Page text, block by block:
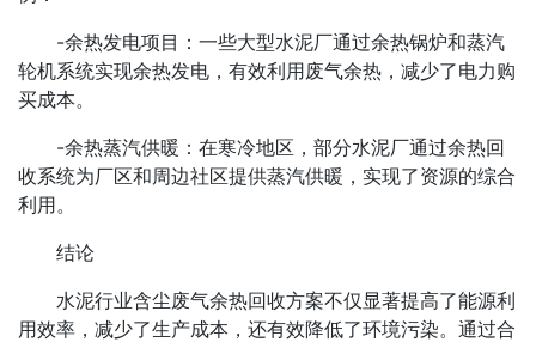
-余热发电项目：一些大型水泥厂通过余热锅炉和蒸汽
轮机系统实现余热发电，有效利用废气余热，减少了电力购
买成本。
-余热蒸汽供暖：在寒冷地区，部分水泥厂通过余热回
收系统为厂区和周边社区提供蒸汽供暖，实现了资源的综合
利用。
结论
水泥行业含尘废气余热回收方案不仅显著提高了能源利
用效率，减少了生产成本，还有效降低了环境污染。通过合